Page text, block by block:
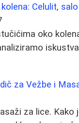
Celulit,
oko
za Vežbe i
za lice.